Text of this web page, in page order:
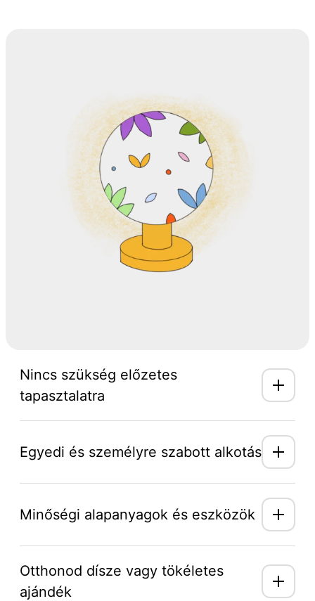
Nincs szükség előzetes
tapasztalatra
Egyedi és személyre szabott alkotás
Minőségi alapanyagok és eszközök
Otthonod dísze vagy tökéletes
ajándék